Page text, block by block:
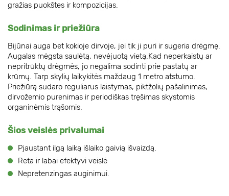
gražias puokštes ir kompozicijas.
Sodinimas ir priežiūra
Bijūnai auga bet kokioje dirvoje, jei tik ji puri ir sugeria drėgmę.
Augalas mėgsta saulėtą, nevėjuotą vietą.Kad neperkaistų ar
nepritrūktų drėgmės, jo negalima sodinti prie pastatų ar
krūmų. Tarp skylių laikykitės maždaug 1 metro atstumo.
Priežiūrą sudaro reguliarus laistymas, piktžolių pašalinimas,
dirvožemio purenimas ir periodiškas tręšimas skystomis
organinėmis trąšomis.
Šios veislės privalumai
Pjaustant ilgą laiką išlaiko gaivią išvaizdą.
Reta ir labai efektyvi veislė
Nepretenzingas auginimui.